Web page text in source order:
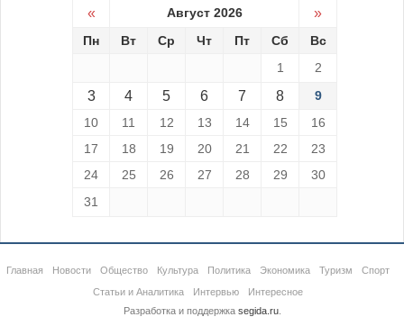
« Август 2026 »
Пн Вт Ср Чт Пт Сб
Вс
1
2
3 4 5 6 7 8
9
10
11 12 13 14 15
16
17
18 19 20 21 22
23
24
25 26 27 28 29
30
31
Главная Новости Общество Культура Политика Экономика Туризм
Спорт
Статьи и Аналитика
Интервью
Интересное
Разработка и поддержка segida.ru.